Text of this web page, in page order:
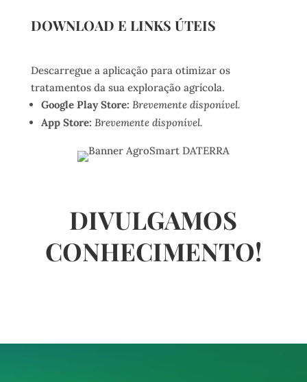
DOWNLOAD E LINKS ÚTEIS
Descarregue a aplicação para otimizar os
tratamentos da sua exploração agrícola.
Google Play Store: Brevemente disponível.
App Store: Brevemente disponível.
DIVULGAMOS
CONHECIMENTO!